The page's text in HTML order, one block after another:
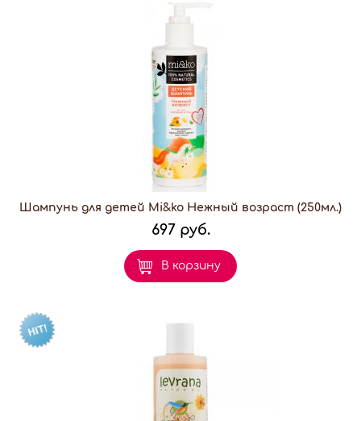
Шампунь для детей Mi&ko Нежный возраст (250мл.)
697 руб.
В корзину